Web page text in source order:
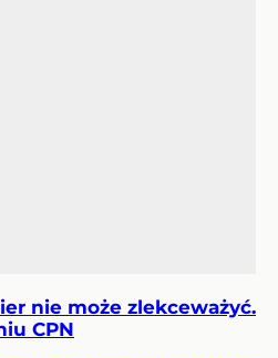
nie może zlekceważyć.
CPN